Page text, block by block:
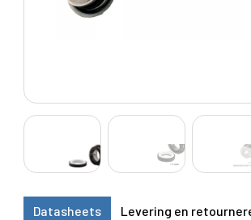
Datasheets Levering en